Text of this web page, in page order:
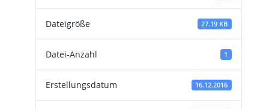
Dateigröße 27.19 KB
Datei-Anzahl 1
Erstellungsdatum 16.12.2016